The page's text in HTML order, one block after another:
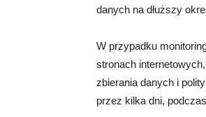
danych na dłuższy
W przypadku
stronach
zbierania danych i
przez kilka dni,